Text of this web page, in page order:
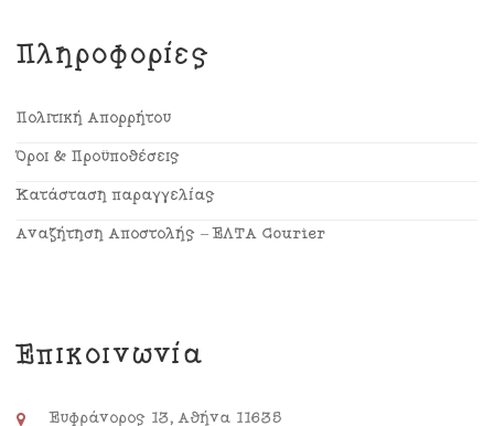
Πληροφορίες
Πολιτική Απορρήτου
Όροι & Προϋποθέσεις
Κατάσταση παραγγελίας
Αναζήτηση Αποστολής – ΕΛΤΑ Courier
Επικοινωνία
Ευφράνορος 13, Αθήνα 11635